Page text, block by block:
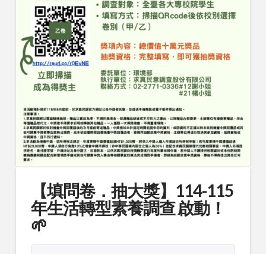
【填問卷．抽大獎】114-115
年生活轉型素養調查 啟動！
🌱